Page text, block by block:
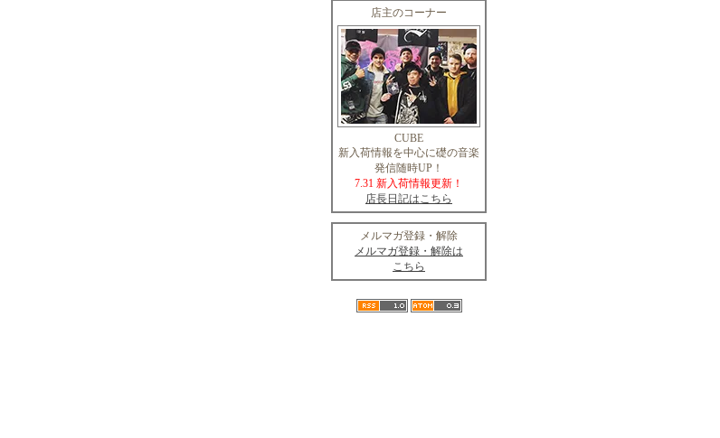
店主のコーナー
CUBE
新入荷情報を中心に礎の音楽
発信随時UP！
7.31 新入荷情報更新！
店長日記はこちら
メルマガ登録・解除
メルマガ登録・解除は
こちら